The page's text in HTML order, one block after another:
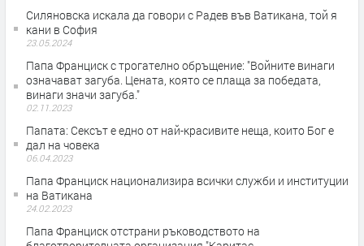
Силяновска искала да говори с Радев във Ватикана, той я
кани в София
23.05.2024
Папа Франциск с трогателно обръщение: "Войните винаги
означават загуба. Цената, която се плаща за победата,
винаги значи загуба."
02.11.2023
Папата: Сексът е едно от най-красивите неща, които Бог е
дал на човека
06.04.2023
Папа Франциск национализира всички служби и институции
на Ватикана
24.02.2023
Папа Франциск отстрани ръководството на